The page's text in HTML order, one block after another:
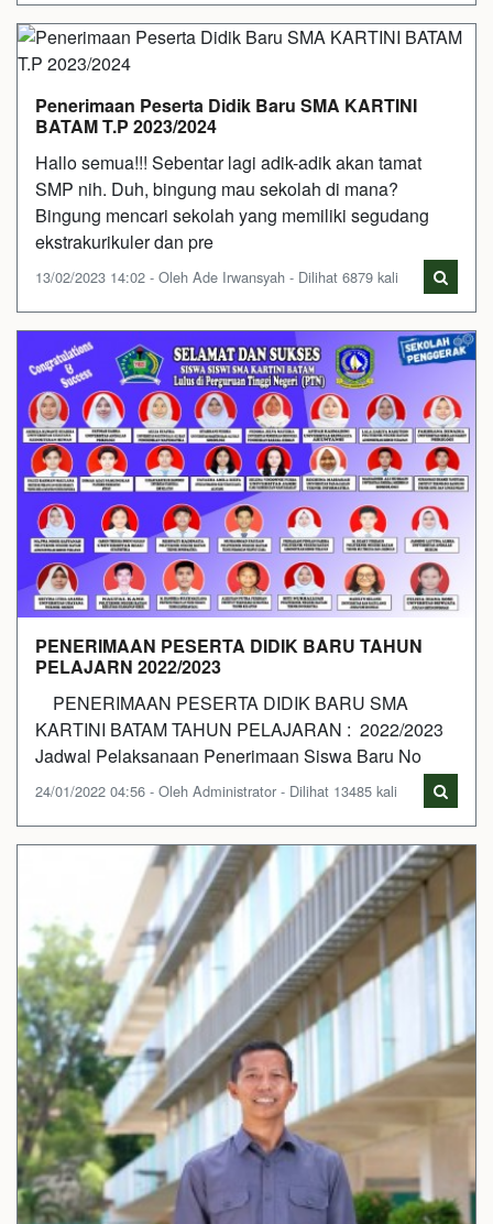
Penerimaan Peserta Didik Baru SMA KARTINI
BATAM T.P 2023/2024
Hallo semua!!! Sebentar lagi adik-adik akan tamat
SMP nih. Duh, bingung mau sekolah di mana?
Bingung mencari sekolah yang memiliki segudang
ekstrakurikuler dan pre
13/02/2023 14:02 - Oleh Ade Irwansyah - Dilihat 6879 kali
PENERIMAAN PESERTA DIDIK BARU TAHUN
PELAJARN 2022/2023
PENERIMAAN PESERTA DIDIK BARU SMA
KARTINI BATAM TAHUN PELAJARAN : 2022/2023
Jadwal Pelaksanaan Penerimaan Siswa Baru No
24/01/2022 04:56 - Oleh Administrator - Dilihat 13485 kali